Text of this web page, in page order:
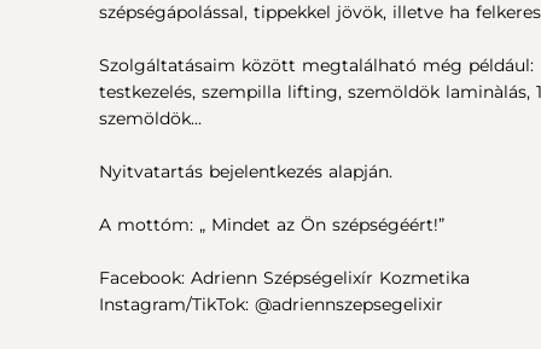
szépségápolással, tippekkel jövök, illetve ha
Szolgáltatásaim között megtalálható még például:
testkezelés, szempilla lifting, szemöldök
szemöldök...
Nyitvatartás bejelentkezés alapján.
A mottóm: „ Mindet az Ön szépségéért!”
Facebook: Adrienn Szépségelixír Kozmetika
Instagram/TikTok: @adriennszepsegelixir